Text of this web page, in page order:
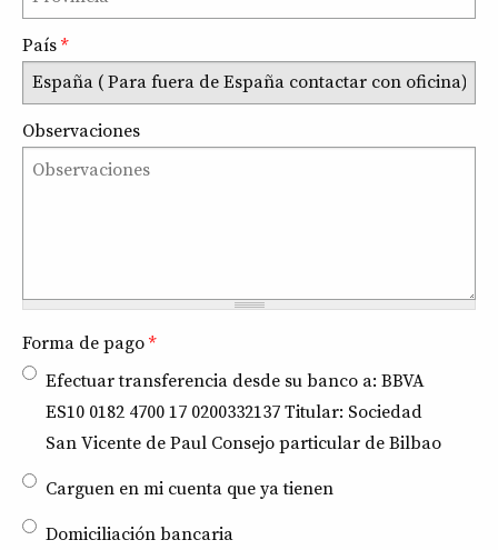
País *
Observaciones
Forma de pago *
Efectuar transferencia desde su banco a: BBVA
ES10 0182 4700 17 0200332137 Titular: Sociedad
San Vicente de Paul Consejo particular de Bilbao
Carguen en mi cuenta que ya tienen
Domiciliación bancaria